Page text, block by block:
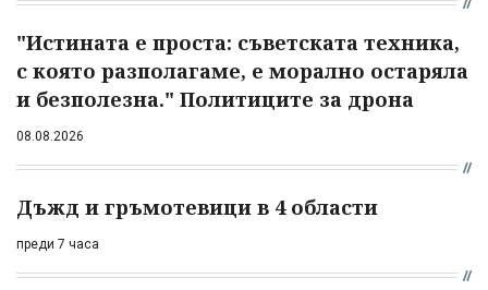
"Истината е проста: съветската техника,
с която разполагаме, е морално остаряла
и безполезна." Политиците за дрона
08.08.2026
Дъжд и гръмотевици в 4 области
преди 7 часа